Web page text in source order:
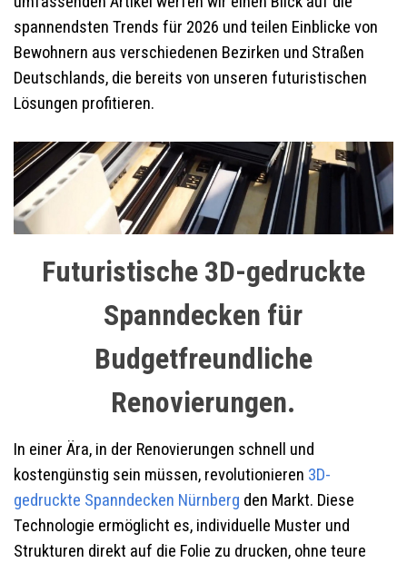
spannendsten Trends für 2026 und teilen Einblicke von
Bewohnern aus verschiedenen Bezirken und Straßen
Deutschlands, die bereits von unseren futuristischen
Lösungen profitieren.
Futuristische 3D-gedruckte
Spanndecken für
Budgetfreundliche
Renovierungen.
In einer Ära, in der Renovierungen schnell und
kostengünstig sein müssen, revolutionieren 3D-
gedruckte Spanndecken Nürnberg den Markt. Diese
Technologie ermöglicht es, individuelle Muster und
Strukturen direkt auf die Folie zu drucken, ohne teure